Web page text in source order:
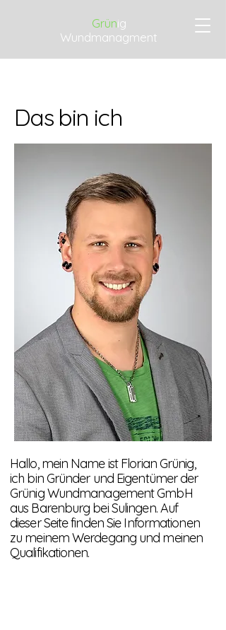
Grünig
Wundmanagment
Das bin ich
Hallo, mein Name ist Florian Grünig,
ich bin Gründer und Eigentümer der
Grünig Wundmanagement GmbH
aus Barenburg bei Sulingen. Auf
dieser Seite finden Sie Informationen
zu meinem Werdegang und meinen
Qualifikationen.